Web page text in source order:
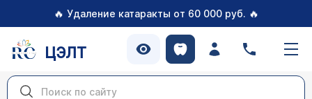
🔥 Удаление катаракты от 60 000 руб. 🔥
ЦЭЛТ